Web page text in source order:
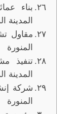
بناء
المدينة
مقاول
المنورة
تنفيذ
المدينة
شركة
المنورة